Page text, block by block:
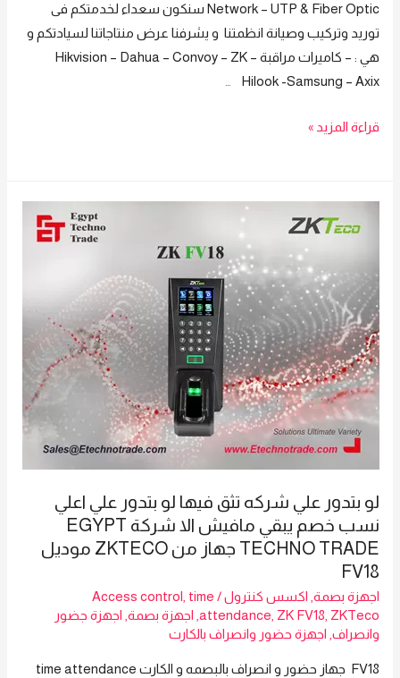
Network – UTP & Fiber Optic سنكون سعداء لخدمتكم فى
توريد وتركيب وصيانة انظمتنا و يشرفنا عرض منتاجاتنا لسيادتكم و
هي : – كاميرات مراقبة Hikvision – Dahua – Convoy – ZK –
Hilook -Samsung – Axix
نحن
تكنوتريد
لدينا
خبراء
تكنولوجيا
المعلومات
والانظمة
الامنية
انظمة
قراءة المزيد »
لو بتدور علي شركه تثق فيها لو بتدور علي اعلي
نسب خصم يبقي مافيش الا شركة EGYPT
TECHNO TRADE جهاز من ZKTECO موديل
FV18
اجهزة بصمة اكسس كنترول/
Access control time
attendance ZK FV18 ZKTeco اجهزة بصمة اجهزة جضور
وانصراف اجهزة حضور وانصراف بالكارت
FV18 جهاز حضور و انصراف بالبصمه و الكارت time attendance